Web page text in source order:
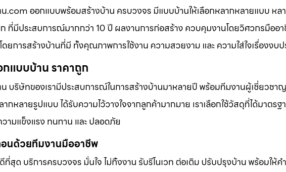
.com ออกแบบพร้อมสร้างบ้าน ครบวงจร มีแบบบ้านให้เลือกหลากหลายแบบ หล
ที่มีประสบการณ์มากกว่า 10 ปี ผลงานการก่อสร้าง ควบคุมงานโดยวิศวกรมืออ
การสร้างบ้านที่มี ทั้งคุณภาพการใช้งาน ความสวยงาม และ ความใส่ใจเรื่องงบ
กแบบบ้าน ราคาถูก
บริษัทของเรามีประสบการณ์ในการสร้างบ้านมาหลายปี พร้อมทีมงานผู้เชี่ยวชา
กหลายรูปแบบ ได้รับความไว้วางใจจากลูกค้ามากมาย เราเลือกใช้วัสดุที่ได้มาตรฐ
ามแข็งแรง ทนทาน และ ปลอดภัย
นด้วยทีมงานมืออาชีพ
ด บริการครบวงจร มั่นใจ ไม่ทิ้งงาน รับรีโนเวท ต่อเติม ปรับปรุงบ้าน พร้อมให้ค